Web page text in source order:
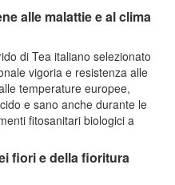
alle malattie e al clima
di Tea italiano selezionato
vigoria e resistenza alle
temperature europee,
e sano anche durante le
fitosanitari biologici a
fiori e della fioritura